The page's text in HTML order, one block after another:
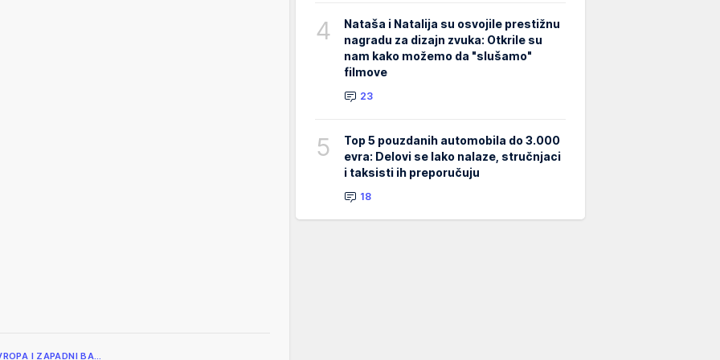
I ZAPADNI BA…
4
Nataša i Natalija su osvojile prestižnu
nagradu za dizajn zvuka: Otkrile su
nam kako možemo da "slušamo"
filmove
23
5
Top 5 pouzdanih automobila do 3.000
evra: Delovi se lako nalaze, stručnjaci
i taksisti ih preporučuju
18